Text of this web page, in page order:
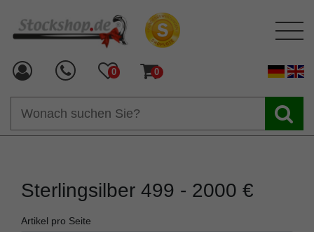
0 0
Sterlingsilber 499 - 2000 €
Artikel pro Seite